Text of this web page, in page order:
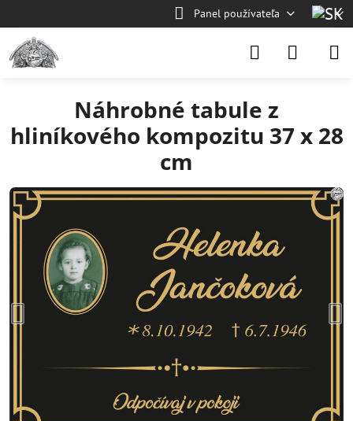
Panel používateľa
Náhrobné tabule z
hliníkového kompozitu 37 x 28
cm